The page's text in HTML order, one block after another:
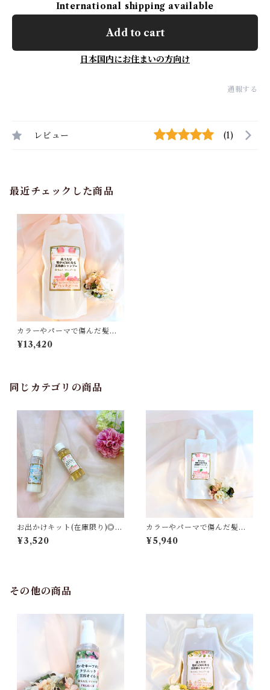
International shipping available
Add to cart
日本国内にお住まいの方向け
通報する
レビュー (1)
最近チェックした商品
カラーやパーマで傷んだ髪に
◎使うだけで髪が元氣になる
美容液シャンプー1000ｍｌ
¥13,420
同じカテゴリの商品
お出かけキット(在庫限り)◎洗
うたび髪が元氣になる美容液
シャンプー＆使うたび髪の潤
¥3,520
カラーやパーマで傷んだ髪に
◎使うだけで髪が元氣になる
美容液シャンプー400ml
¥5,940
その他の商品